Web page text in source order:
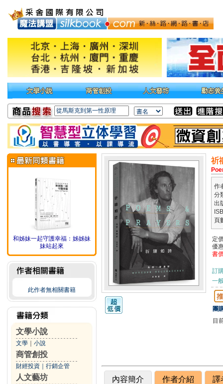
和姊妹一起守護幸福：姊姊妹
妹站起來
此作者無相關書籍
文學小說
文學 小說
商管創投
財經投資 行銷企管
人文藝坊
祈
作
分
出
頁
定
優
書
訂
一
團
目
內容簡介 作者介紹 譯